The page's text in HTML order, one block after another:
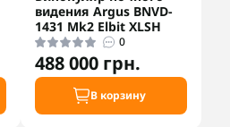
видения Argus BNVD-
1431 Mk2 Elbit XLSH
0
488 000 грн.
В корзину